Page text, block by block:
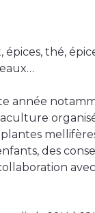
thé,
année
des
avec